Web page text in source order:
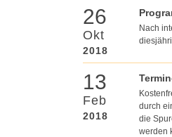
26
Okt
2018
Nach
13
Feb
2018
durch
die
werden